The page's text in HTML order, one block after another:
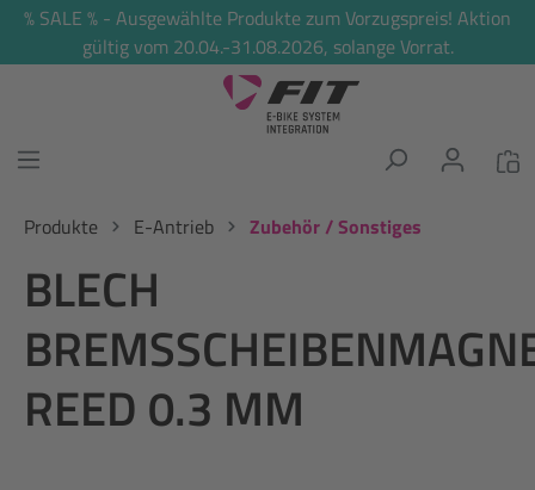
springen
% SALE % - Ausgewählte Produkte zum Vorzugspreis! Aktion
gültig vom 20.04.-31.08.2026, solange Vorrat.
Produkte E-Antrieb Zubehör / Sonstiges
BLECH
REED 0.3 MM